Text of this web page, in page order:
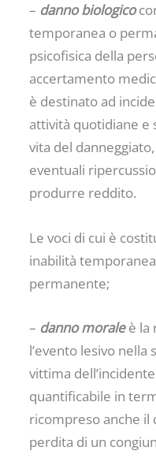
– danno biologico
temporanea o
psicofisica della
accertamento
è destinato ad
attività quotidiane e
vita del
eventuali
produrre reddito.
Le voci di cui è
inabilità
permanente;
– danno moraleè la
l’evento lesivo nella
vittima
quantificabile in
ricompreso anche il
perdita di un